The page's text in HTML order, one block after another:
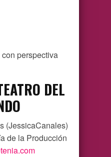
perspectiva
DEL
(JessicaCanales)
de la Producción